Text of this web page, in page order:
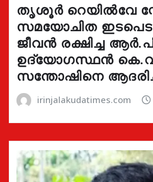
തൃശൂർ റെയിൽവേ
സമയോചിത
ജീവൻ രക്ഷിച്ച
ഉദ്യോഗസ്ഥൻ
സന്തോഷിനെ
irinjalakudatimes.com